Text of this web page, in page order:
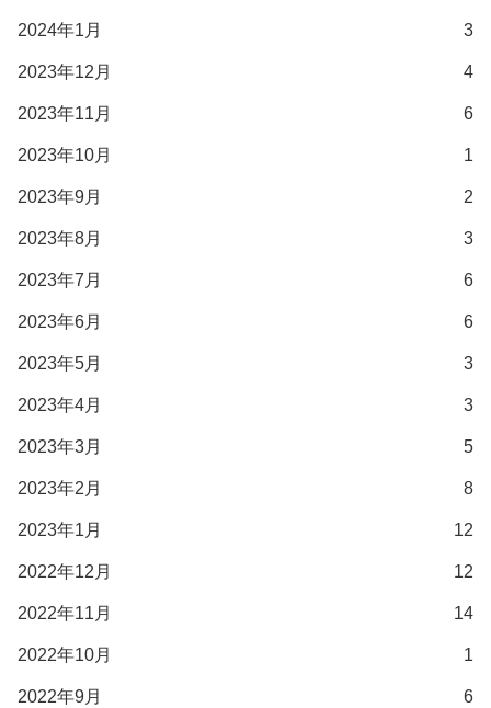
2024年1月 3
2023年12月 4
2023年11月 6
2023年10月 1
2023年9月 2
2023年8月 3
2023年7月 6
2023年6月 6
2023年5月 3
2023年4月 3
2023年3月 5
2023年2月 8
2023年1月 12
2022年12月 12
2022年11月 14
2022年10月 1
2022年9月 6